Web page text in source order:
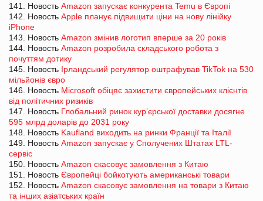
141. Новость Amazon запускає конкурента Temu в Європі
142. Новость Apple планує підвищити ціни на нову лінійку
iPhone
143. Новость Amazon змінив логотип вперше за 20 років
144. Новость Amazon розробила складського робота з
почуттям дотику
145. Новость Ірландський регулятор оштрафував TikTok на 530
мільйонів євро
146. Новость Microsoft обіцяє захистити європейських клієнтів
від політичних ризиків
147. Новость Глобальний ринок кур’єрської доставки досягне
595 млрд доларів до 2031 року
148. Новость Kaufland виходить на ринки Франції та Італії
149. Новость Amazon запускає у Сполучених Штатах LTL-
сервіс
150. Новость Amazon скасовує замовлення з Китаю
151. Новость Європейці бойкотують американські товари
152. Новость Amazon скасовує замовлення на товари з Китаю
та інших азіатських країн